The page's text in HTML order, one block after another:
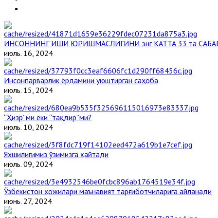
ИНСОННИНГ ИШИ ЮРИШМАСЛИГИНИ энг КАТТА 33 та
июль. 16, 2024
Инсонпарварлик ёрдамини уюштирган саҳоба
июль. 15, 2024
“Ҳизр”ми ёки “тақдир”ми?
июль. 10, 2024
Яхшилигимиз ўзимизга қайтади
июль. 09, 2024
Ўзбекистон ҳожилари маънавият тарғиботчиларига айланади
июнь. 27, 2024